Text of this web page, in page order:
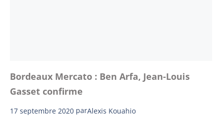
Bordeaux Mercato : Ben Arfa, Jean-Louis
Gasset confirme
17 septembre 2020 parAlexis Kouahio